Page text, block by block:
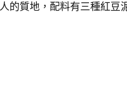
的質地，配料有三種紅豆